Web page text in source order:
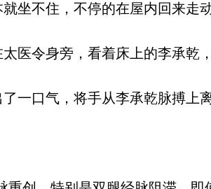
坐不住，不停的在屋内回来走
医令身旁，看着床上的李承乾
一口气，将手从李承乾脉搏上离